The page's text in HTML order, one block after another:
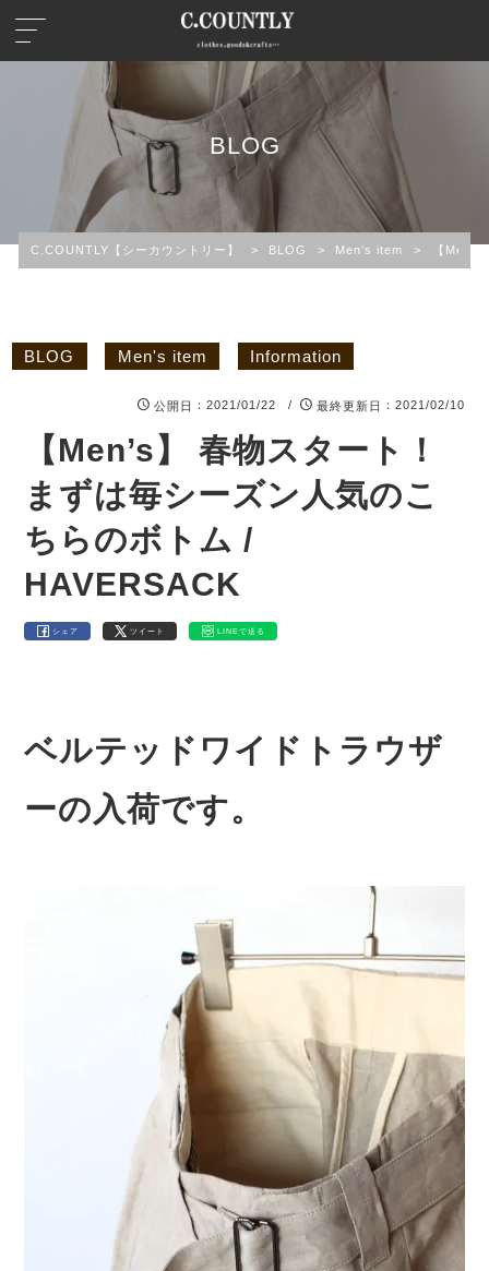
BLOG
C.COUNTLY【シーカウントリー】 > BLOG > Men's item > 【
BLOG Men's item Information
公開日 ：2021/01/22 / 最終更新日 ：2021/02/10
【Men’s】 春物スタート！
まずは毎シーズン人気のこ
ちらのボトム /
HAVERSACK
シェア ツイート LINEで送る
ベルテッドワイドトラウザ
ーの入荷です。